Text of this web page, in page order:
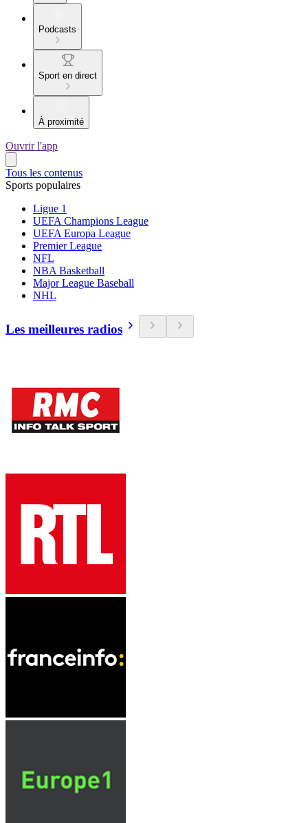
Podcasts
Sport en direct
À proximité
Ouvrir l'app
Tous les contenus
Sports populaires
Ligue 1
UEFA Champions League
UEFA Europa League
Premier League
NFL
NBA Basketball
Major League Baseball
NHL
Les meilleures radios